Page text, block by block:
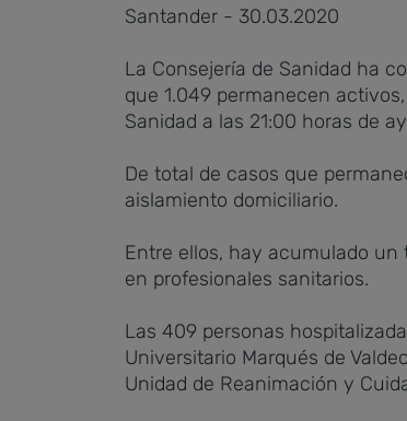
Santander - 30.03.2020
La Consejería de Sanidad ha
que 1.049 permanecen
Sanidad a las 21:00 horas de
De total de casos que
aislamiento domiciliario.
Entre ellos, hay acumulado un
en profesionales sanitarios.
Las 409 personas
Universitario Marqués de
Unidad de Reanimación y